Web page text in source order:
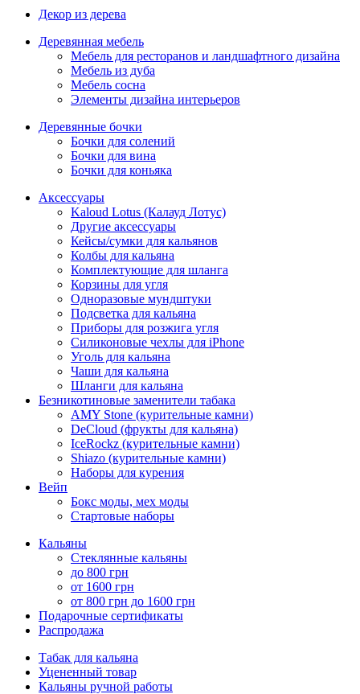
Декор из дерева
Деревянная мебель
Мебель для ресторанов и ландшафтного дизайна
Мебель из дуба
Мебель сосна
Элементы дизайна интерьеров
Деревянные бочки
Бочки для солений
Бочки для вина
Бочки для коньяка
Аксессуары
Kaloud Lotus (Калауд Лотус)
Другие аксессуары
Кейсы/сумки для кальянов
Колбы для кальяна
Комплектующие для шланга
Корзины для угля
Одноразовые мундштуки
Подсветка для кальяна
Приборы для розжига угля
Силиконовые чехлы для iPhone
Уголь для кальяна
Чаши для кальяна
Шланги для кальяна
Безникотиновые заменители табака
AMY Stone (курительные камни)
DeCloud (фрукты для кальяна)
IceRockz (курительные камни)
Shiazo (курительные камни)
Наборы для курения
Вейп
Бокс моды, мех моды
Стартовые наборы
Кальяны
Стеклянные кальяны
до 800 грн
от 1600 грн
от 800 грн до 1600 грн
Подарочные сертификаты
Распродажа
Табак для кальяна
Уцененный товар
Кальяны ручной работы